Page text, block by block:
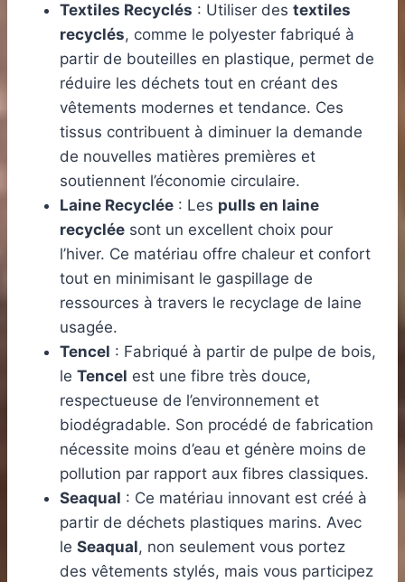
Textiles Recyclés : Utiliser des textiles
recyclés, comme le polyester fabriqué à
partir de bouteilles en plastique, permet de
réduire les déchets tout en créant des
vêtements modernes et tendance. Ces
tissus contribuent à diminuer la demande
de nouvelles matières premières et
soutiennent l’économie circulaire.
Laine Recyclée : Les pulls en laine
recyclée sont un excellent choix pour
l’hiver. Ce matériau offre chaleur et confort
tout en minimisant le gaspillage de
ressources à travers le recyclage de laine
usagée.
Tencel : Fabriqué à partir de pulpe de bois,
le Tencel est une fibre très douce,
respectueuse de l’environnement et
biodégradable. Son procédé de fabrication
nécessite moins d’eau et génère moins de
pollution par rapport aux fibres classiques.
Seaqual : Ce matériau innovant est créé à
partir de déchets plastiques marins. Avec
le Seaqual, non seulement vous portez
des vêtements stylés, mais vous participez